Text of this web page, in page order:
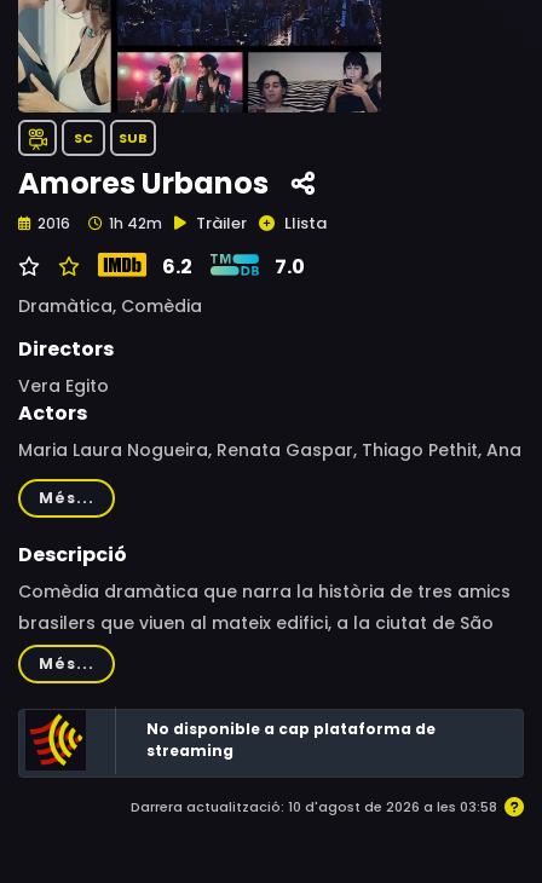
SC SUB
Amores Urbanos
2016 1h 42m Tràiler Llista
6.2 7.0
Dramàtica, Comèdia
Directors
Vera Egito
Actors
Maria Laura Nogueira, Renata Gaspar, Thiago Pethit, Ana
Cañas, Lucas Brilhante, Sarah Oliveira, Thiago Pinheiro,
Nara Chaib Mendes, Felipe Ramos, Carolina Borelli,
Emannuelle Junqueira, Rodrigo Spina, Bernardo Fonseca
Lazzaratto, Marco Antonio Seppi, Giovanna Rouvier,
Antoniela Canto, Glória Vellez Dhalia, Nataly Cabanas,
Lilian de Lima
Més...
Descripció
Comèdia dramàtica que narra la història de tres amics
brasilers que viuen al mateix edifici, a la ciutat de São
Paulo. La Júlia, el Diego i la Micaela són tres joves
antiherois que superen desventures amoroses i
professionals amb humor i personalitat.
Més...
No disponible a cap plataforma de
streaming
Darrera actualització: 10 d'agost de 2026 a les 03:58